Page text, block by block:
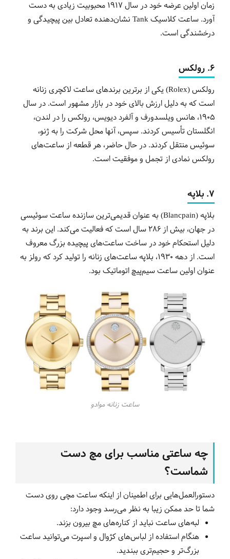
زمان اولین عرضه خود در سال 1917 محبوبیت زیادی به دست
آورد. ساعت کلاسیک Tank
نشان‌دهنده تعادل بین پیچیدگی و
درخشندگی است.
6. رولکس
رولکس (Rolex) یکی از برترین برندهای ساعت لاکچری زنانه
است که به دلیل ارزش بالای خود در بازار مشهور است. در سال
1905، هانس ویلسدورف و آلفرد دیویس، رولکس را در لندن،
انگلستان تأسیس کردند. سپس، آنها محل شرکت را به ژنو،
سوئیس منتقل کردند. در حال حاضر، هر قطعه از ساعت‌های
رولکس نمادی از تجمل و موفقیت است.
7. بلاپه
بلاپه (Blancpain) به عنوان قدیمی‌ترین سازنده ساعت سوئیسی
در جهان، بیش از 286 سال است که فعالیت می‌کند. این برند به
دلیل استحکام خود در ساخت ساعت‌های پیچیده بزرگ معروف
است. از دهه 1930، بلاپه ساعت‌های زنانه را تولید کرد که رولز به
عنوان اولین ساعت سیم‌پیچ اتوماتیک بود.
ساعت زنانه موادو
چه ساعتی مناسب برای مچ دست
شماست؟
دستورالعمل‌هایی برای اطمینان از اینکه ساعت مچی روی دست
شما تا حد ممکن زیبا به نظر می‌رسد وجود دارد:
لبه‌های ساعت نباید از کناره‌های مچ بیرون بزند.
هنگام استفاده از لباس‌های کژوال و اسپرت می‌توانید ساعت
بزرگ‌تر و حجیم‌تری ببندید.